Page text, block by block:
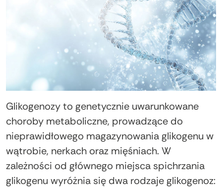
Glikogenozy to genetycznie uwarunkowane
choroby metaboliczne, prowadzące do
nieprawidłowego magazynowania glikogenu w
wątrobie, nerkach oraz mięśniach. W
zależności od głównego miejsca spichrzania
glikogenu wyróżnia się dwa rodzaje glikogenoz: